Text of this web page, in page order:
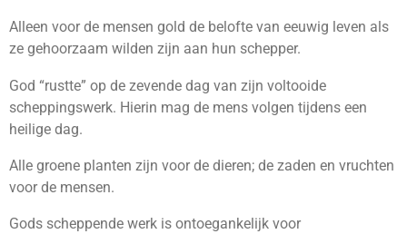
Alleen voor de mensen gold de belofte van eeuwig leven als
ze gehoorzaam wilden zijn aan hun schepper.
God “rustte” op de zevende dag van zijn voltooide
scheppingswerk. Hierin mag de mens volgen tijdens een
heilige dag.
Alle groene planten zijn voor de dieren; de zaden en vruchten
voor de mensen.
Gods scheppende werk is ontoegankelijk voor